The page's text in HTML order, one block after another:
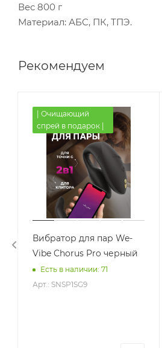
Вес 800 г
Материал: АБС, ПК, ТПЭ.
Рекомендуем
| Очищающий
спрей в подарок |
Вибратор для пар We-
Vibe Chorus Pro черный
Есть в наличии: 71
Арт.: SNSP1SG9